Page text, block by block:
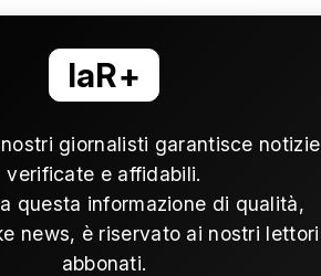
laR+
giornalisti garantisce notizie
verificate e affidabili.
a questa informazione di qualità,
news, è riservato ai nostri lettori
abbonati.